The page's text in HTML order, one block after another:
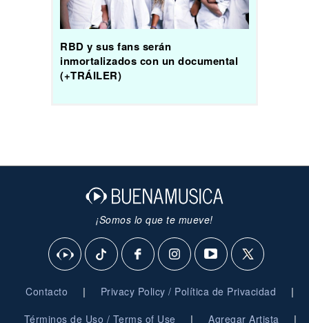
RBD y sus fans serán
inmortalizados con un documental
(+TRÁILER)
¡Somos lo que te mueve!
Contacto | Privacy Policy / Política de Privacidad |
Términos de Uso / Terms of Use | Agregar Artista |